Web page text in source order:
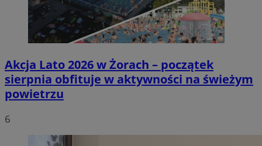
Akcja Lato 2026 w Żorach – początek
sierpnia obfituje w aktywności na świeżym
powietrzu
6